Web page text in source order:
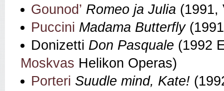
Gounod’ Romeo ja Julia (1991,
Puccini Madama Butterfly
Donizetti Don Pasquale (1992
Moskvas Helikon Operas)
Porteri Suudle mind, Kate!